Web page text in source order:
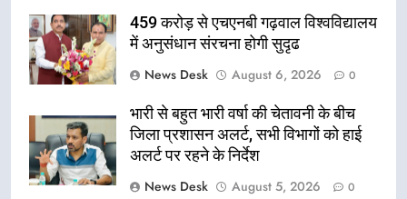
459 करोड़ से एचएनबी गढ़वाल विश्वविद्यालय
में अनुसंधान संरचना होगी सुदृढ
News Desk
August 6, 2026 0
भारी से बहुत भारी वर्षा की चेतावनी के बीच
जिला प्रशासन अलर्ट, सभी विभागों को हाई
अलर्ट पर रहने के निर्देश
News Desk
August 5, 2026 0